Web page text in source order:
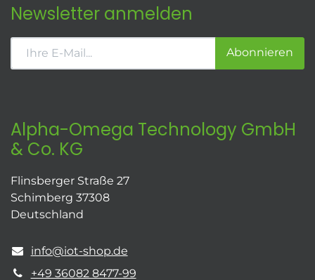
Newsletter anmelden
Abonnieren
Alpha-Omega Technology GmbH
& Co. KG
Flinsberger Straße 27
Schimberg 37308
Deutschland
info@iot-shop.de
+49 36082 8477-99